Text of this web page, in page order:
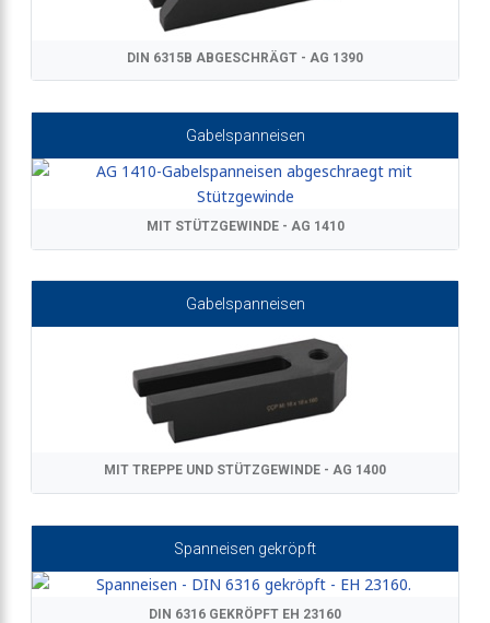
DIN 6315B ABGESCHRÄGT - AG 1390
Gabelspanneisen
MIT STÜTZGEWINDE - AG 1410
Gabelspanneisen
MIT TREPPE UND STÜTZGEWINDE - AG 1400
Spanneisen gekröpft
DIN 6316 GEKRÖPFT EH 23160